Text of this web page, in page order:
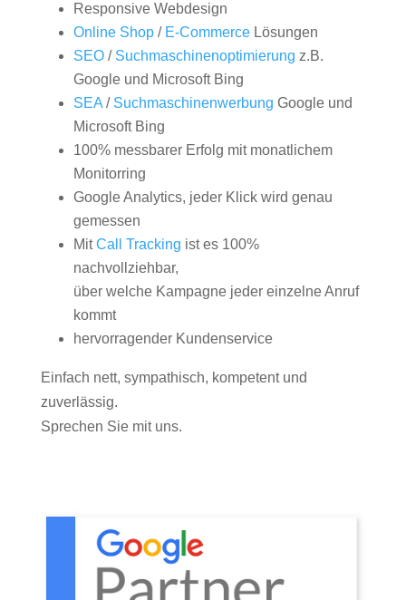
Responsive Webdesign
Online Shop/ E-CommerceLösungen
SEO/ Suchmaschinenoptimierung z.B.
Google und Microsoft Bing
SEA/ Suchmaschinenwerbung Google und
Microsoft Bing
100% messbarer Erfolg mit monatlichem
Monitorring
Google Analytics, jeder Klick wird genau
gemessen
MitCall Tracking ist es 100%
nachvollziehbar,
über welche Kampagne jeder einzelne Anruf
kommt
hervorragender Kundenservice
Einfach nett, sympathisch, kompetent und
zuverlässig.
Sprechen Sie mit uns.